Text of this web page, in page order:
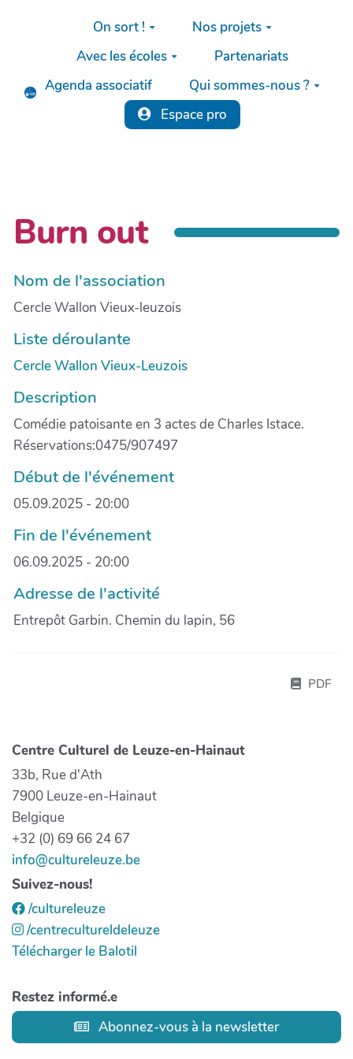
Aller au contenu principal
On sort !
Nos projets
Avec les écoles
Partenariats
Agenda associatif
Qui sommes-nous ?
Espace pro
Burn out
Nom de l'association
Cercle Wallon Vieux-leuzois
Liste déroulante
Cercle Wallon Vieux-Leuzois
Description
Comédie patoisante en 3 actes de Charles Istace.
Réservations:0475/907497
Début de l'événement
05.09.2025 - 20:00
Fin de l'événement
06.09.2025 - 20:00
Adresse de l'activité
Entrepôt Garbin. Chemin du lapin, 56
PDF
Centre Culturel de Leuze-en-Hainaut
33b, Rue d'Ath
7900 Leuze-en-Hainaut
Belgique
+32 (0) 69 66 24 67
info@cultureleuze.be
Suivez-nous!
/cultureleuze
/centrecultureldeleuze
Télécharger le Balotil
Restez informé.e
Abonnez-vous à la newsletter